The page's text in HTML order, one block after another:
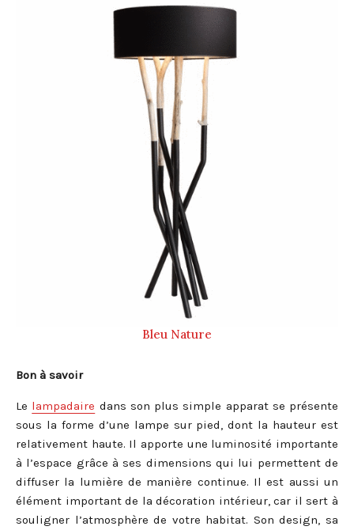
Bleu Nature
Bon à savoir
Le lampadaire dans son plus simple apparat se présente
sous la forme d’une lampe sur pied, dont la hauteur est
relativement haute. Il apporte une luminosité importante
à l’espace grâce à ses dimensions qui lui permettent de
diffuser la lumière de manière continue. Il est aussi un
élément important de la décoration intérieur, car il sert à
souligner l’atmosphère de votre habitat. Son design, sa